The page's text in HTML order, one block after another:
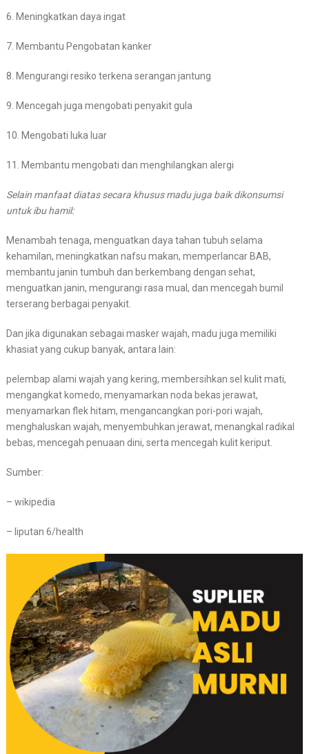
6. Meningkatkan daya ingat
7. Membantu Pengobatan kanker
8. Mengurangi resiko terkena serangan jantung
9. Mencegah juga mengobati penyakit gula
10. Mengobati luka luar
11. Membantu mengobati dan menghilangkan alergi
Selain manfaat diatas secara khusus madu juga baik dikonsumsi
untuk ibu hamil:
Menambah tenaga, menguatkan daya tahan tubuh selama
kehamilan, meningkatkan nafsu makan, memperlancar BAB,
membantu janin tumbuh dan berkembang dengan sehat,
menguatkan janin, mengurangi rasa mual, dan mencegah bumil
terserang berbagai penyakit.
Dan jika digunakan sebagai masker wajah, madu juga memiliki
khasiat yang cukup banyak, antara lain:
pelembap alami wajah yang kering, membersihkan sel kulit mati,
mengangkat komedo, menyamarkan noda bekas jerawat,
menyamarkan flek hitam, mengancangkan pori-pori wajah,
menghaluskan wajah, menyembuhkan jerawat, menangkal radikal
bebas, mencegah penuaan dini, serta mencegah kulit keriput.
Sumber:
– wikipedia
– liputan 6/health